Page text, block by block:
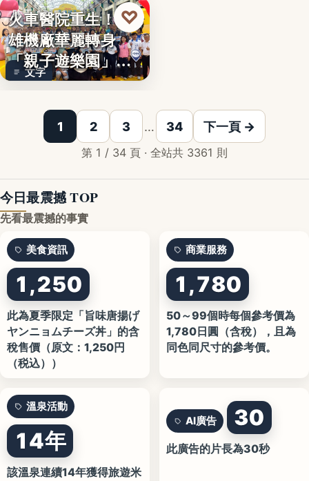
昨天 19:51
親子旅遊
文字
火車醫院重生！高
雄機廠華麗轉身
「親子遊樂園」
開幕首日…
♡
父親節送政策大禮！
1 2 3 … 34 下一頁 →
第 1 / 34 頁 · 全站共 3361 則
今日最震撼 TOP
先看最震撼的事實
美食資訊
1,250
此為夏季限定「旨味唐揚げ
ヤンニョムチーズ丼」的含
稅售價（原文：1,250円
（税込））
商業服務
1,780
50～99個時每個參考價為
1,780日圓（含稅），且為
同色同尺寸的參考價。
溫泉活動
14年
該溫泉連續14年獲得旅遊米
AI廣告 30
此廣告的片長為30秒